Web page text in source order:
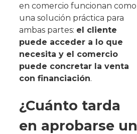
en comercio funcionan como
una solución práctica para
ambas partes: el cliente
puede acceder a lo que
necesita y el comercio
puede concretar la venta
con financiación.
¿Cuánto tarda
en aprobarse un